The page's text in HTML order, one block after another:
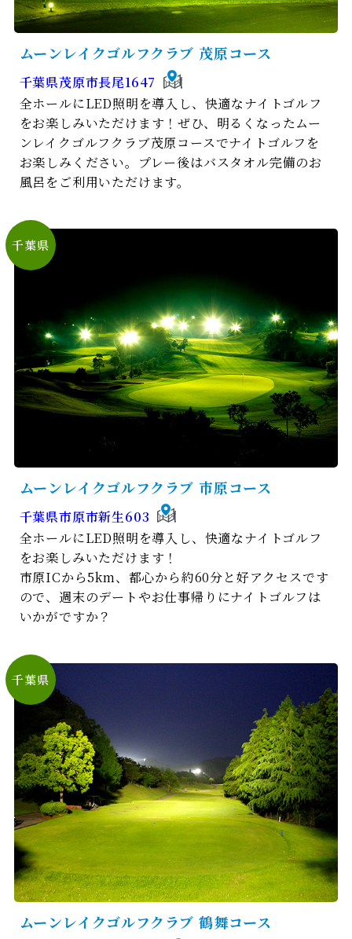
ムーンレイクゴルフクラブ 茂原コース
千葉県茂原市長尾1647
全ホールにLED照明を導入し、快適なナイトゴルフ
をお楽しみいただけます！ぜひ、明るくなったムー
ンレイクゴルフクラブ茂原コースでナイトゴルフを
お楽しみください。プレー後はバスタオル完備のお
風呂をご利用いただけます。
千葉県
ムーンレイクゴルフクラブ 市原コース
千葉県市原市新生603
全ホールにLED照明を導入し、快適なナイトゴルフ
をお楽しみいただけます！
市原ICから5km、都心から約60分と好アクセスです
ので、週末のデートやお仕事帰りにナイトゴルフは
いかがですか？
千葉県
ムーンレイクゴルフクラブ 鶴舞コース